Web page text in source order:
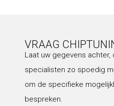
VRAAG
Laat uw gegevens achter,
specialisten zo spoedig
om de specifieke
bespreken.